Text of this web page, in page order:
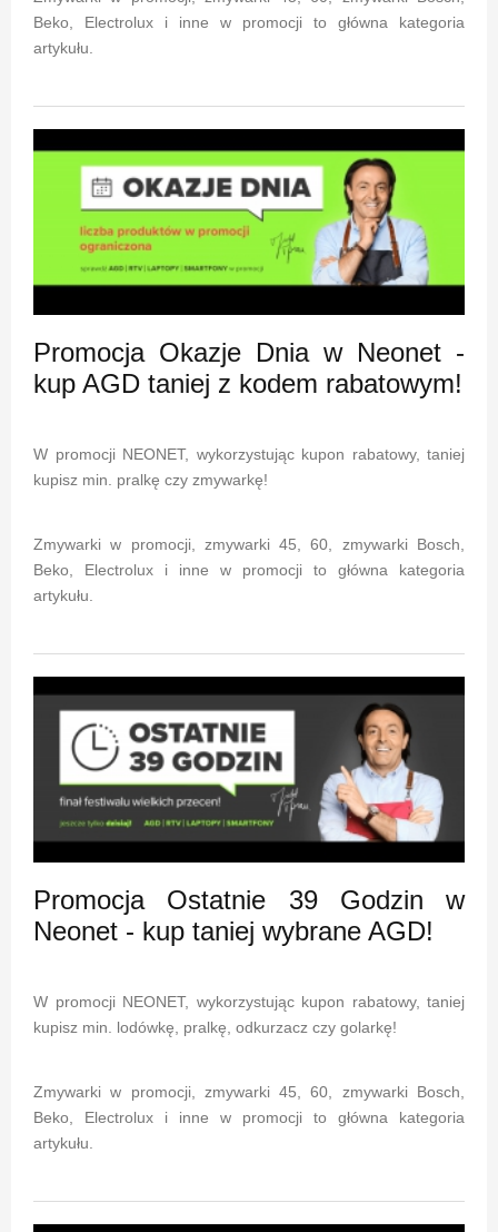
Beko, Electrolux i inne w promocji to główna kategoria
artykułu.
Promocja Okazje Dnia w Neonet -
kup AGD taniej z kodem rabatowym!
W promocji NEONET, wykorzystując kupon rabatowy, taniej
kupisz min. pralkę czy zmywarkę!
Zmywarki w promocji, zmywarki 45, 60, zmywarki Bosch,
Beko, Electrolux i inne w promocji to główna kategoria
artykułu.
Promocja Ostatnie 39 Godzin w
Neonet - kup taniej wybrane AGD!
W promocji NEONET, wykorzystując kupon rabatowy, taniej
kupisz min. lodówkę, pralkę, odkurzacz czy golarkę!
Zmywarki w promocji, zmywarki 45, 60, zmywarki Bosch,
Beko, Electrolux i inne w promocji to główna kategoria
artykułu.